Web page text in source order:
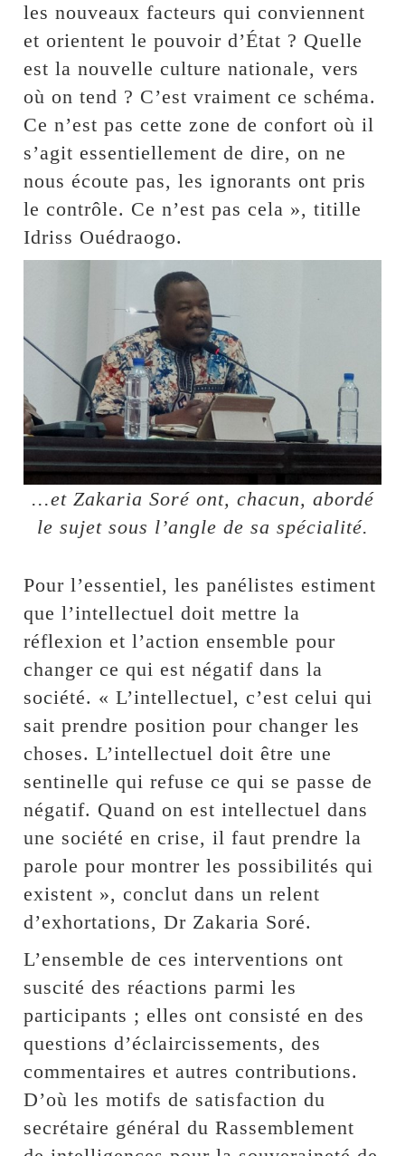
les nouveaux facteurs qui conviennent
et orientent le pouvoir d’État ? Quelle
est la nouvelle culture nationale, vers
où on tend ? C’est vraiment ce schéma.
Ce n’est pas cette zone de confort où il
s’agit essentiellement de dire, on ne
nous écoute pas, les ignorants ont pris
le contrôle. Ce n’est pas cela », titille
Idriss Ouédraogo.
...et Zakaria Soré ont, chacun, abordé
le sujet sous l’angle de sa spécialité.
Pour l’essentiel, les panélistes estiment
que l’intellectuel doit mettre la
réflexion et l’action ensemble pour
changer ce qui est négatif dans la
société. « L’intellectuel, c’est celui qui
sait prendre position pour changer les
choses. L’intellectuel doit être une
sentinelle qui refuse ce qui se passe de
négatif. Quand on est intellectuel dans
une société en crise, il faut prendre la
parole pour montrer les possibilités qui
existent », conclut dans un relent
d’exhortations, Dr Zakaria Soré.
L’ensemble de ces interventions ont
suscité des réactions parmi les
participants ; elles ont consisté en des
questions d’éclaircissements, des
commentaires et autres contributions.
D’où les motifs de satisfaction du
secrétaire général du Rassemblement